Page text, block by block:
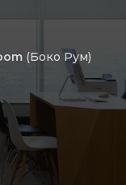
(Боко Рум)